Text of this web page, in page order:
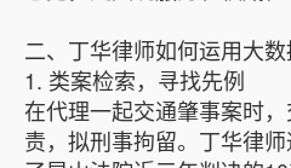
二、丁华律师如何运用大数
1. 类案检索，寻找先例
在代理一起交通肇事案时
责，拟刑事拘留。丁华律